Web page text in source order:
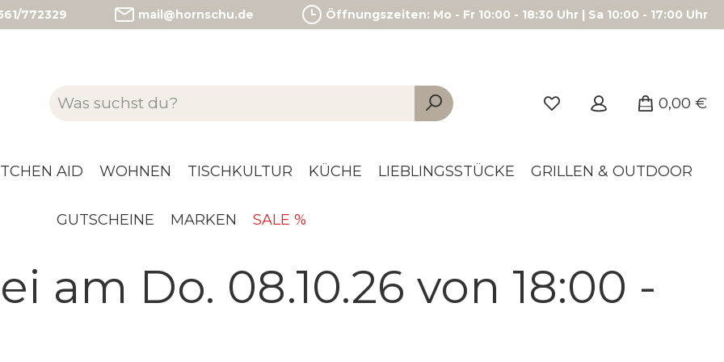
772329 mail@hornschu.de Öffnungszeiten: Mo - Fr 10:00 - 18:30 Uhr | Sa 10:00 - 17:00 Uhr
0,00 €
AID WOHNEN TISCHKULTUR KÜCHE LIEBLINGSSTÜCKE GRILLEN & OUTDOOR
GUTSCHEINE MARKEN SALE %
am Do. 08.10.26 von 18:00 -